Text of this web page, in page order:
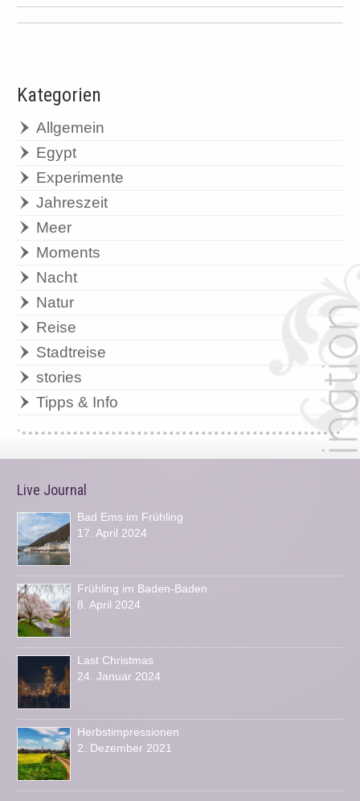
Kategorien
Allgemein
Egypt
Experimente
Jahreszeit
Meer
Moments
Nacht
Natur
Reise
Stadtreise
stories
Tipps & Info
Live Journal
Bad Ems im Frühling
17. April 2024
Frühling im Baden-Baden
8. April 2024
Last Christmas
24. Januar 2024
Herbstimpressionen
2. Dezember 2021